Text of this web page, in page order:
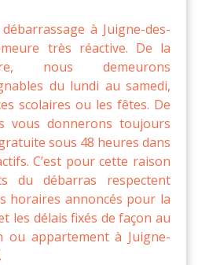
à Juigne-des-
très réactive. De la
nous demeurons
du lundi au samedi,
scolaires ou les fêtes. De
vous donnerons toujours
sous 48 heures dans
C’est pour cette raison
du débarras respectent
horaires annoncés pour la
les délais fixés de façon au
ou appartement à Juigne-